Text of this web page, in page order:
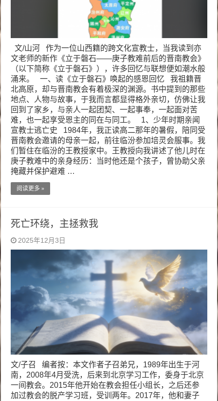
文/山河 作为一位山西籍的跨文化宣教士，当我读到亦
文老师的新作《立于磐石——庚子教难前后的晋南教会》
（以下简称《立于磐石》），许多回忆与联想便如潮水般
涌来。 一、读《立于磐石》唤起的感恩回忆 我祖籍晋
北高原，却与晋南教会有着极深的渊源。书中提到的那些
地点、人物与故事，于我而言都显得格外亲切，仿佛让我
回到了家乡，与亲人一起团契、一起事奉，一起面对苦
难，也一起享受恩主的同在与同工。 1、少年时期亲闻
宣教士逃亡史 1984年，我正读高二那年的暑假，陪同受
晋南教会邀请的母亲一起，前往临汾参加培灵会服事。我
们暂住在临汾的王教授家中。王教授向我讲述了他儿时在
庚子教难中的亲身经历：当时他还是个孩子，曾协助父亲
掩藏并保护避难 …
阅读更多 »
死亡环绕，主拯救我
2025年12月3日
文/子召 编者按：本文作者子召弟兄，1989年出生于河
南，2008年4月受洗，后来到北京学习工作，委身于北京
一间教会。2015年他开始在教会担任小组长，之后还参
加过教会的脱产学习班，受训两年。2017年，他和妻子